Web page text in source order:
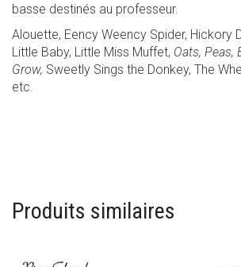
basse destinés au professeur.
Alouette, Eency Weency Spider, Hickory
Little Baby, Little Miss Muffet, Oats, Peas,
Grow, Sweetly Sings the Donkey, The
etc.
Produits similaires